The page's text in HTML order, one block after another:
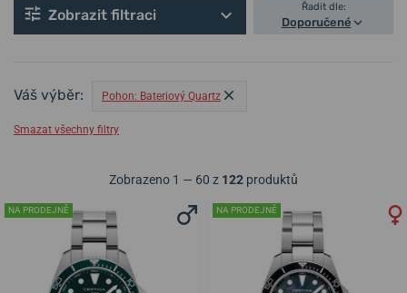
Zobrazit filtraci Řadit dle:
Doporučené
Váš výběr: Pohon: Bateriový Quartz
Smazat všechny filtry
Zobrazeno 1 — 60 z 122 produktů
NA PRODEJNĚ NA PRODEJNĚ